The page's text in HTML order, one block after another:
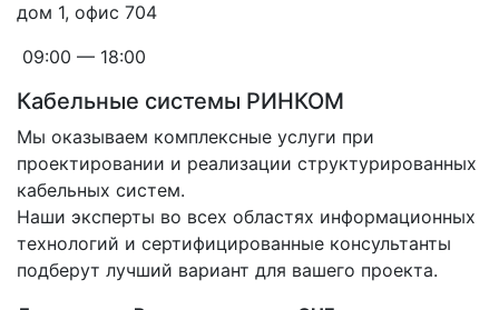
дом 1, офис 704
09:00 — 18:00
Кабельные системы РИНКОМ
Мы оказываем комплексные услуги при
проектировании и реализации структурированных
кабельных систем.
Наши эксперты во всех областях информационных
технологий и сертифицированные консультанты
подберут лучший вариант для вашего проекта.